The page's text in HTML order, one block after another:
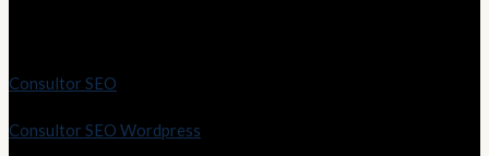
Consultor SEO
Consultor SEO Wordpress